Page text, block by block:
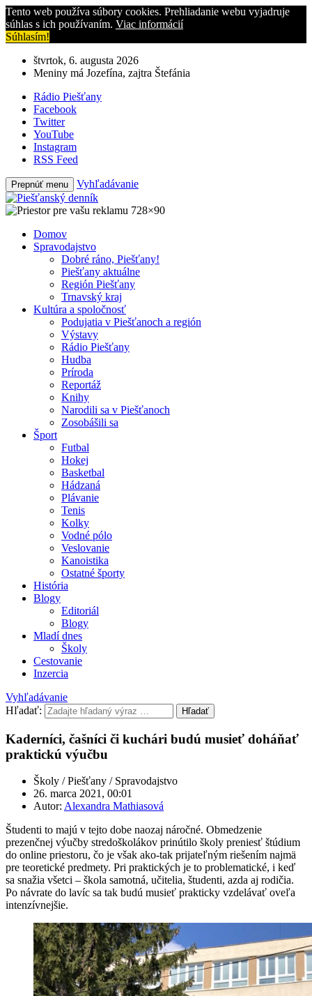
Tento web používa súbory cookies. Prehliadanie webu vyjadruje
súhlas s ich používaním. Viac informácií
Súhlasím!
štvrtok, 6. augusta 2026
Meniny má Jozefína, zajtra Štefánia
Rádio Piešťany
Facebook
Twitter
YouTube
Instagram
RSS Feed
Prepnúť menu Vyhľadávanie
Domov
Spravodajstvo
Dobré ráno, Piešťany!
Piešťany aktuálne
Región Piešťany
Trnavský kraj
Kultúra a spoločnosť
Podujatia v Piešťanoch a región
Výstavy
Rádio Piešťany
Hudba
Príroda
Reportáž
Knihy
Narodili sa v Piešťanoch
Zosobášili sa
Šport
Futbal
Hokej
Basketbal
Hádzaná
Plávanie
Tenis
Kolky
Vodné pólo
Veslovanie
Kanoistika
Ostatné športy
História
Blogy
Editoriál
Blogy
Mladí dnes
Školy
Cestovanie
Inzercia
Vyhľadávanie
Hľadať:
Hľadať
Kaderníci, čašníci či kuchári budú musieť doháňať
praktickú výučbu
Školy / Piešťany / Spravodajstvo
26. marca 2021, 00:01
Autor: Alexandra Mathiasová
Študenti to majú v tejto dobe naozaj náročné. Obmedzenie
prezenčnej výučby stredoškolákov prinútilo školy preniesť štúdium
do online priestoru, čo je však ako-tak prijateľným riešením najmä
pre teoretické predmety. Pri praktických je to problematické, i keď
sa snažia všetci – škola samotná, učitelia, študenti, azda aj rodičia.
Po návrate do lavíc sa tak budú musieť prakticky vzdelávať oveľa
intenzívnejšie.